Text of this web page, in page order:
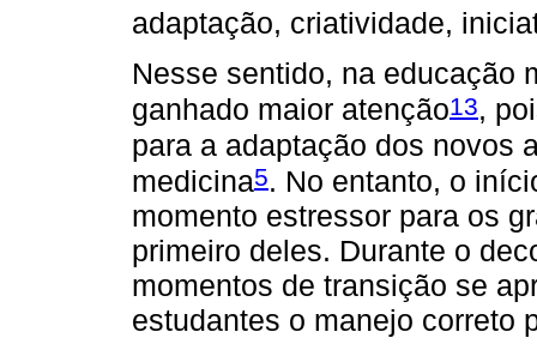
adaptação, criatividade,
Nesse sentido, na educação
ganhado maior atenção13,
para a adaptação dos novos
medicina5. No entanto, o
momento estressor para os
primeiro deles. Durante o
momentos de transição se
estudantes o manejo correto